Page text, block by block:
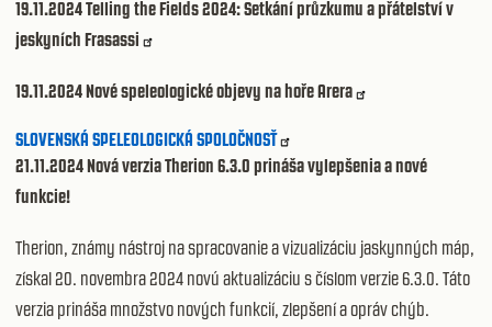
19.11.2024Telling the Fields 2024: Setkání průzkumu a přátelství v
jeskyních Frasassi
19.11.2024Nové speleologické objevy na hoře Arera
SLOVENSKÁ SPELEOLOGICKÁ SPOLOČNOSŤ
21.11.2024 Nová verzia Therion 6.3.0 prináša vylepšenia a nové
funkcie!
Therion, známy nástroj na spracovanie a vizualizáciu jaskynných máp,
získal 20. novembra 2024 novú aktualizáciu s číslom verzie 6.3.0. Táto
verzia prináša množstvo nových funkcií, zlepšení a opráv chýb.